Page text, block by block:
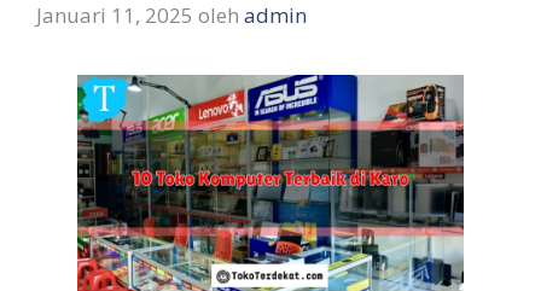
Januari 11, 2025 oleh admin